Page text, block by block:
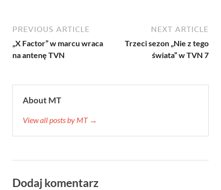
PREVIOUS ARTICLE
„X Factor” w marcu wraca
na antenę TVN
NEXT ARTICLE
Trzeci sezon „Nie z tego
świata” w TVN 7
About MT
View all posts by MT →
Dodaj komentarz